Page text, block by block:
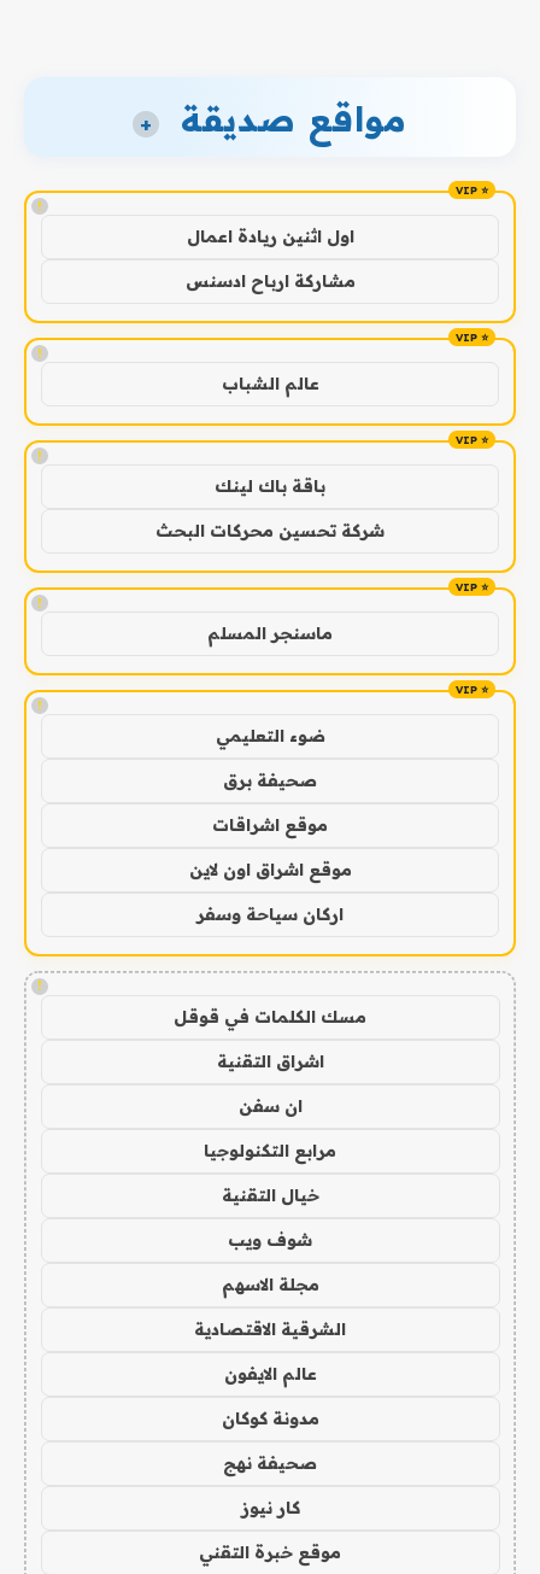
مواقع صديقة +
!
اول اثنين ريادة اعمال
مشاركة ارباح ادسنس
!
عالم الشباب
!
باقة باك لينك
شركة تحسين محركات البحث
!
ماسنجر المسلم
!
ضوء التعليمي
صحيفة برق
موقع اشراقات
موقع اشراق اون لاين
اركان سياحة وسفر
!
مسك الكلمات في قوقل
اشراق التقنية
ان سفن
مرابع التكنولوجيا
خيال التقنية
شوف ويب
مجلة الاسهم
الشرقية الاقتصادية
عالم الايفون
مدونة كوكان
صحيفة نهج
كار نيوز
موقع خبرة التقني